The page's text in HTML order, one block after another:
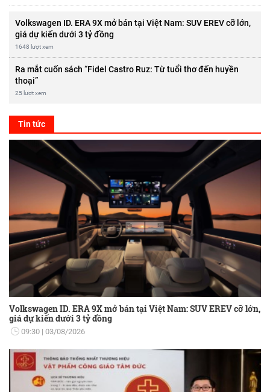
Volkswagen ID. ERA 9X mở bán tại Việt Nam: SUV EREV cỡ lớn,
giá dự kiến dưới 3 tỷ đồng
1648 lượt xem
Ra mắt cuốn sách “Fidel Castro Ruz: Từ tuổi thơ đến huyền
thoại”
25 lượt xem
Tin tức
Volkswagen ID. ERA 9X mở bán tại Việt Nam: SUV EREV cỡ lớn,
giá dự kiến dưới 3 tỷ đồng
09:30 03/08/2026